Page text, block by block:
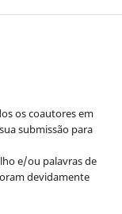
os coautores em
submissão para
e/ou palavras de
devidamente